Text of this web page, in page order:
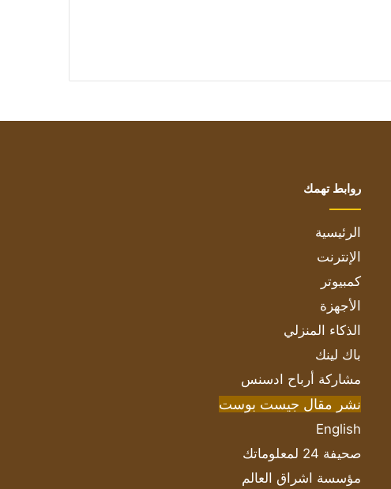
روابط تهمك
الرئيسية
الإنترنت
كمبيوتر
الأجهزة
الذكاء المنزلي
باك لينك
مشاركة أرباح ادسنس
نشر مقال جيست بوست
English
صحيفة 24 لمعلوماتك
مؤسسة اشراق العالم